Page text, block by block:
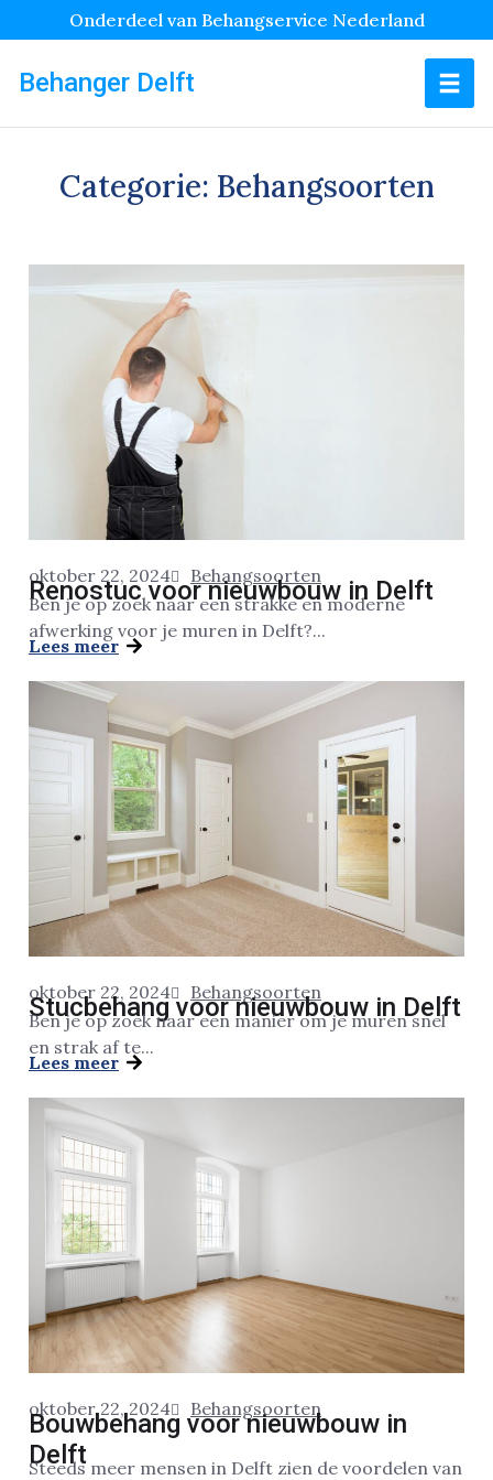
Onderdeel van Behangservice Nederland
Behanger Delft
Categorie: Behangsoorten
oktober 22, 2024 Behangsoorten
Renostuc voor nieuwbouw in Delft
Ben je op zoek naar een strakke en moderne
afwerking voor je muren in Delft?...
Lees meer
oktober 22, 2024 Behangsoorten
Stucbehang voor nieuwbouw in Delft
Ben je op zoek naar een manier om je muren snel
en strak af te...
Lees meer
oktober 22, 2024 Behangsoorten
Bouwbehang voor nieuwbouw in
Delft
Steeds meer mensen in Delft zien de voordelen van